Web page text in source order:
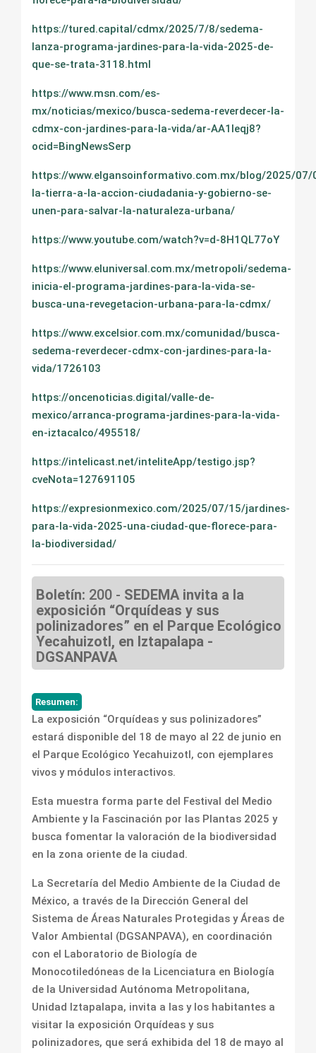
https://tured.capital/cdmx/2025/7/8/sedema-
lanza-programa-jardines-para-la-vida-2025-de-
que-se-trata-3118.html
https://www.msn.com/es-
mx/noticias/mexico/busca-sedema-reverdecer-la-
cdmx-con-jardines-para-la-vida/ar-AA1Ieqj8?
ocid=BingNewsSerp
https://www.elgansoinformativo.com.mx/blog/2025/07/
la-tierra-a-la-accion-ciudadania-y-gobierno-se-
unen-para-salvar-la-naturaleza-urbana/
https://www.youtube.com/watch?v=d-8H1QL77oY
https://www.eluniversal.com.mx/metropoli/sedema-
inicia-el-programa-jardines-para-la-vida-se-
busca-una-revegetacion-urbana-para-la-cdmx/
https://www.excelsior.com.mx/comunidad/busca-
sedema-reverdecer-cdmx-con-jardines-para-la-
vida/1726103
https://oncenoticias.digital/valle-de-
mexico/arranca-programa-jardines-para-la-vida-
en-iztacalco/495518/
https://intelicast.net/inteliteApp/testigo.jsp?
cveNota=127691105
https://expresionmexico.com/2025/07/15/jardines-
para-la-vida-2025-una-ciudad-que-florece-para-
la-biodiversidad/
Boletín: 200 - SEDEMA invita a la
exposición “Orquídeas y sus
polinizadores” en el Parque Ecológico
Yecahuizotl, en Iztapalapa -
DGSANPAVA
Resumen:
La exposición “Orquídeas y sus polinizadores”
estará disponible del 18 de mayo al 22 de junio en
el Parque Ecológico Yecahuizotl, con ejemplares
vivos y módulos interactivos.
Esta muestra forma parte del Festival del Medio
Ambiente y la Fascinación por las Plantas 2025 y
busca fomentar la valoración de la biodiversidad
en la zona oriente de la ciudad.
La Secretaría del Medio Ambiente de la Ciudad de
México, a través de la Dirección General del
Sistema de Áreas Naturales Protegidas y Áreas de
Valor Ambiental (DGSANPAVA), en coordinación
con el Laboratorio de Biología de
Monocotiledóneas de la Licenciatura en Biología
de la Universidad Autónoma Metropolitana,
Unidad Iztapalapa, invita a las y los habitantes a
visitar la exposición Orquídeas y sus
polinizadores, que será exhibida del 18 de mayo al